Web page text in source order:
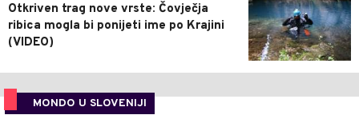
Otkriven trag nove vrste: Čovječja
ribica mogla bi ponijeti ime po Krajini
(VIDEO)
MONDO U SLOVENIJI